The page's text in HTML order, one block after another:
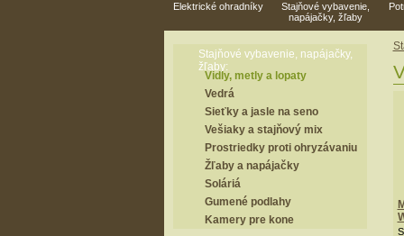
Elektrické ohradníky
Stajňové vybavenie,
napájačky, žľaby
Stajňové vybavenie, napájačky,
žľaby:
Vidly, metly a lopaty
Vedrá
Sieťky a jasle na seno
Vešiaky a stajňový mix
Prostriedky proti ohryzávaniu
Žľaby a napájačky
Soláriá
Gumené podlahy
Kamery pre kone